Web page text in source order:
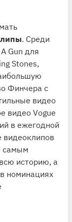
. Среди
Gun для
Stones,
Финчера с
видео
видео Vogue
в ежегодной
видеоклипов
самым
историю, а
номинациях